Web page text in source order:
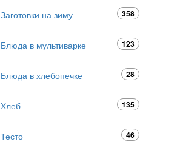
Заготовки на зиму 358
Блюда в мультиварке 123
Блюда в хлебопечке 28
Хлеб 135
Тесто 46